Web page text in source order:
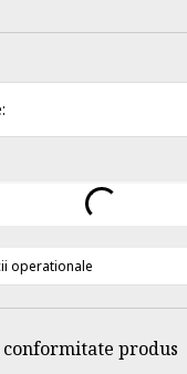
operationale
produs